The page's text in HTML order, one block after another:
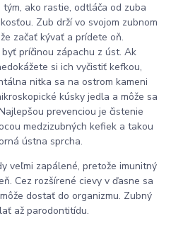
ako rastie, odtláča od zuba
Zub drží vo svojom zubnom
začať kývať a prídete oň.
príčinou zápachu z úst. Ak
si ich vyčistiť kefkou,
nitka sa na ostrom kameni
kúsky jedla a môže sa
prevenciou je čistenie
medzizubných kefiek a takou
ústna sprcha.
veľmi zapálené, pretože imunitný
Cez rozšírené cievy v ďasne sa
dostať do organizmu. Zubný
až parodontitídu.